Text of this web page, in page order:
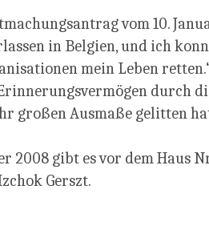
vom 10.
in Belgien, und ich
mein Leben
durch
großen Ausmaße gelitten
2008 gibt es vor dem Haus
Gerszt.